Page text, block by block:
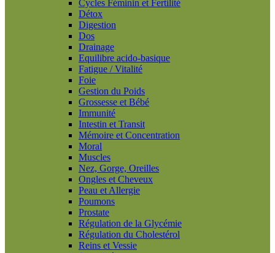
Cycles Féminin et Fertilité
Détox
Digestion
Dos
Drainage
Equilibre acido-basique
Fatigue / Vitalité
Foie
Gestion du Poids
Grossesse et Bébé
Immunité
Intestin et Transit
Mémoire et Concentration
Moral
Muscles
Nez, Gorge, Oreilles
Ongles et Cheveux
Peau et Allergie
Poumons
Prostate
Régulation de la Glycémie
Régulation du Cholestérol
Reins et Vessie